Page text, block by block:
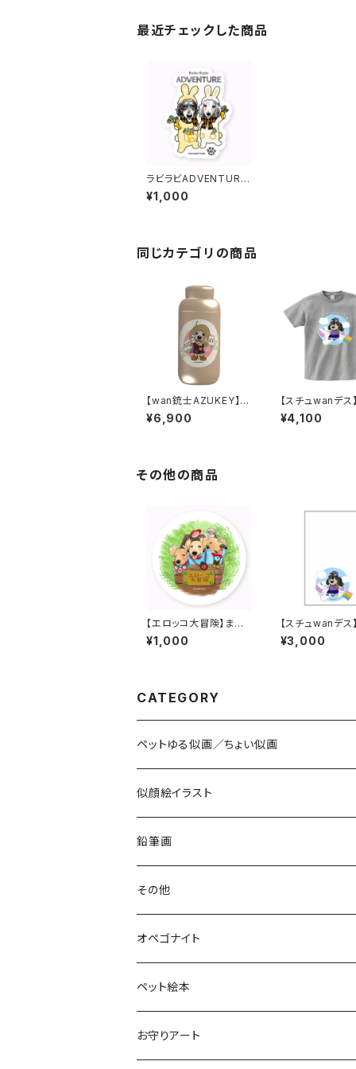
最近チェックした商品
ラビラビADVENTURE
ステッカー(キャラ名入
り)
¥1,000
同じカテゴリの商品
【wan銃士AZUKEY】M
aluttoサーモステンレ
スボトル 400ml／ベー
¥6,900
【スチュwanデス
ツ／杢グレー
¥4,100
その他の商品
【エロッコ大冒険】まる
いステッカー
¥1,000
【スチュwanデス
メモ（メッセージ
B
¥3,000
CATEGORY
ペットゆる似画／ちょい似画
似顔絵イラスト
鉛筆画
色鉛筆画
その他
お空のopeわんこ
太陽礼拝
オペゴナイト
ペット絵本
お守りアート